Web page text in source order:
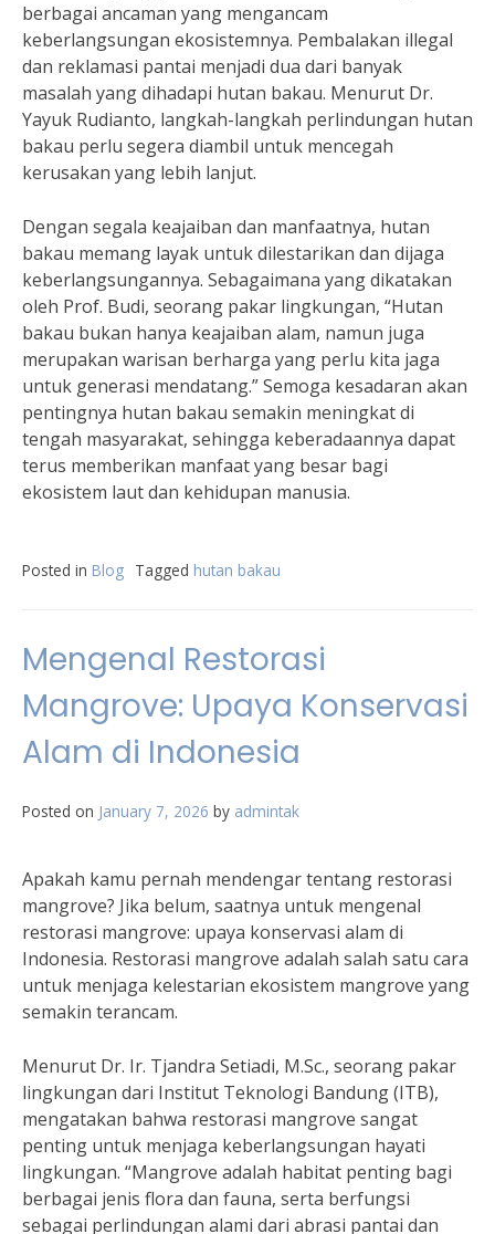
berbagai ancaman yang mengancam
keberlangsungan ekosistemnya. Pembalakan illegal
dan reklamasi pantai menjadi dua dari banyak
masalah yang dihadapi hutan bakau. Menurut Dr.
Yayuk Rudianto, langkah-langkah perlindungan hutan
bakau perlu segera diambil untuk mencegah
kerusakan yang lebih lanjut.
Dengan segala keajaiban dan manfaatnya, hutan
bakau memang layak untuk dilestarikan dan dijaga
keberlangsungannya. Sebagaimana yang dikatakan
oleh Prof. Budi, seorang pakar lingkungan, “Hutan
bakau bukan hanya keajaiban alam, namun juga
merupakan warisan berharga yang perlu kita jaga
untuk generasi mendatang.” Semoga kesadaran akan
pentingnya hutan bakau semakin meningkat di
tengah masyarakat, sehingga keberadaannya dapat
terus memberikan manfaat yang besar bagi
ekosistem laut dan kehidupan manusia.
Posted in Blog Tagged hutan bakau
Mengenal Restorasi
Mangrove: Upaya Konservasi
Alam di Indonesia
Posted on January 7, 2026 by admintak
Apakah kamu pernah mendengar tentang restorasi
mangrove? Jika belum, saatnya untuk mengenal
restorasi mangrove: upaya konservasi alam di
Indonesia. Restorasi mangrove adalah salah satu cara
untuk menjaga kelestarian ekosistem mangrove yang
semakin terancam.
Menurut Dr. Ir. Tjandra Setiadi, M.Sc., seorang pakar
lingkungan dari Institut Teknologi Bandung (ITB),
mengatakan bahwa restorasi mangrove sangat
penting untuk menjaga keberlangsungan hayati
lingkungan. “Mangrove adalah habitat penting bagi
berbagai jenis flora dan fauna, serta berfungsi
sebagai perlindungan alami dari abrasi pantai dan